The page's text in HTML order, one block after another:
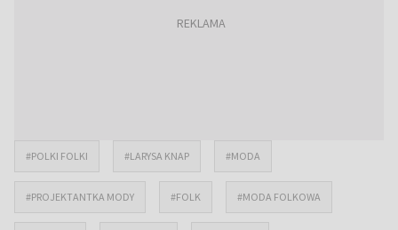
#POLKI FOLKI #LARYSA KNAP #MODA
#PROJEKTANTKA MODY #FOLK #MODA FOLKOWA